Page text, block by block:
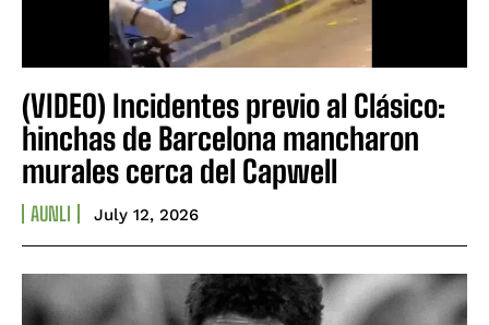
(VIDEO) Incidentes previo al Clásico:
hinchas de Barcelona mancharon
murales cerca del Capwell
AUNLI July 12, 2026